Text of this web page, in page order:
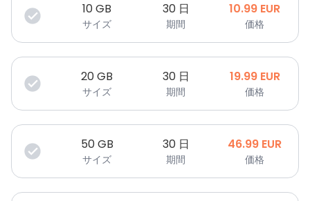
10GB
サイズ
30 日
期間
10.99 EUR
価格
20GB
サイズ
30 日
期間
19.99 EUR
価格
50GB
サイズ
30 日
期間
46.99 EUR
価格